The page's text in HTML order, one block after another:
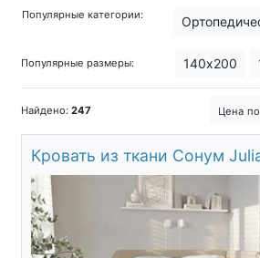
Популярные категории:
Популярные размеры: 140х200
Найдено: 247 Цена
Кровать из ткани Сонум